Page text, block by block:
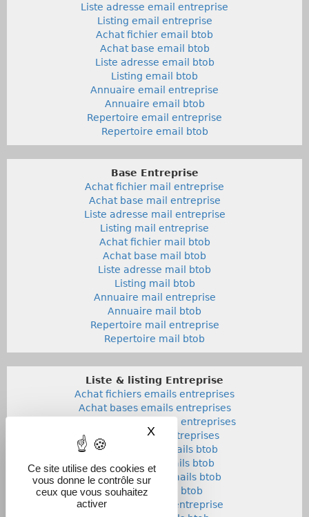
Ce site utilise des cookies et
vous donne le contrôle sur
ceux que vous souhaitez
activer
X Masquer le bandeau des
Liste adresse email entreprise
Listing email entreprise
Achat fichier email btob
Achat base email btob
Liste adresse email btob
Listing email btob
Annuaire email entreprise
Annuaire email btob
Repertoire email entreprise
Repertoire email btob
Base Entreprise
Achat fichier mail entreprise
Achat base mail entreprise
Liste adresse mail entreprise
Listing mail entreprise
Achat fichier mail btob
Achat base mail btob
Liste adresse mail btob
Listing mail btob
Annuaire mail entreprise
Annuaire mail btob
Repertoire mail entreprise
Repertoire mail btob
Liste & listing Entreprise
Achat fichiers emails entreprises
Achat bases emails entreprises
Liste adresses emails entreprises
Listings emails entreprises
Achat fichiers emails btob
Achat bases emails btob
Listes adresses emails btob
Listings emails btob
Annuaires emails entreprise